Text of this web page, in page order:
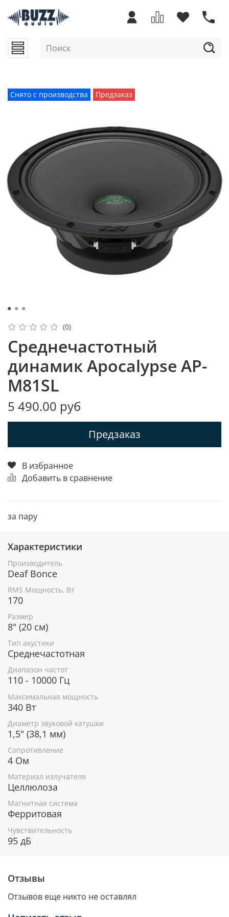
Снято с производства Предзаказ
(0)
Среднечастотный
динамик Apocalypse AP-
M81SL
5 490.00 руб
Предзаказ
В избранное
Добавить в сравнение
за пару
Характеристики
Производитель
Deaf Bonce
RMS Мощность, Вт
170
Размер
8" (20 см)
Тип акустики
Среднечастотная
Диапазон частот
110 - 10000 Гц
Максимальная мощность
340 Вт
Диаметр звуковой катушки
1,5" (38,1 мм)
Сопротивление
4 Ом
Материал излучателя
Целлюлоза
Магнитная система
Ферритовая
Чувствительность
95 дБ
Отзывы
Отзывов еще никто не оставлял